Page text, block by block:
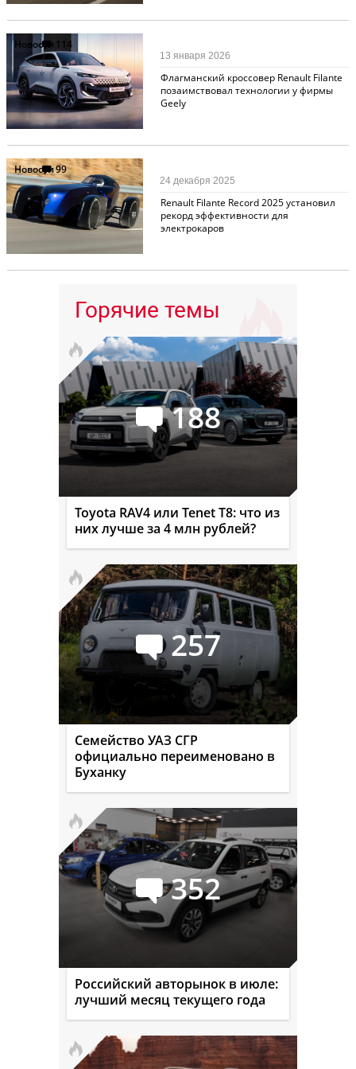
Новости 114
Флагманский кроссовер Renault Filante
позаимствовал технологии у фирмы
Geely
13 января 2026
Новости99
Renault Filante Record 2025 установил
рекорд эффективности для
электрокаров
24 декабря 2025
Горячие темы
188
Toyota RAV4 или Tenet T8: что из
них лучше за 4 млн рублей?
257
Семейство УАЗ СГР
официально переименовано в
Буханку
352
Российский авторынок в июле:
лучший месяц текущего года